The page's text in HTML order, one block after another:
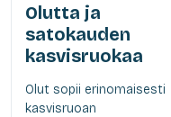
Olutta ja
satokauden
kasvisruokaa
Olut sopii erinomaisesti
kasvisruoan